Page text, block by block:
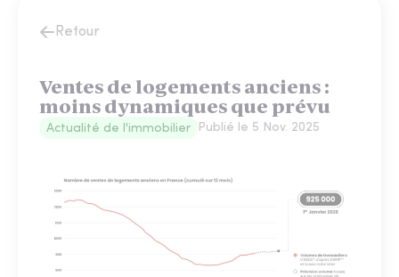
Retour
Ventes de logements anciens :
moins dynamiques que prévu
Actualité de l'immobilier Publié le 5 Nov. 2025